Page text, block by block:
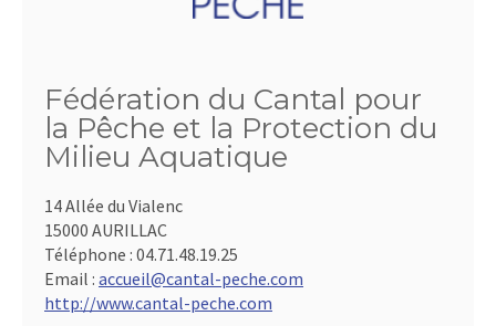
Fédération du Cantal pour
la Pêche et la Protection du
Milieu Aquatique
14 Allée du Vialenc
15000 AURILLAC
Téléphone : 04.71.48.19.25
Email : accueil@cantal-peche.com
http://www.cantal-peche.com